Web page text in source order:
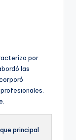
por
las
principal